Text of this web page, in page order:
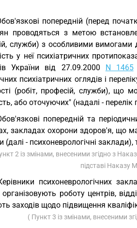
попередній (перед
проводяться з метою
служби) з особливими вимогами
у неї психіатричних
України від 27.09.2000 N 1465
психіатричних оглядів і
(робіт, професій, служби), що
або оточуючих" (надалі -
попередній та
закладах охорони здоров'я, що
(далі - психоневрологічні
2 із змінами, внесеними згідно з
підставі Наказу
психоневрологічних
роботу центрів,
заходів щодо підвищення
( Пункт 3 із змінами, внесеними